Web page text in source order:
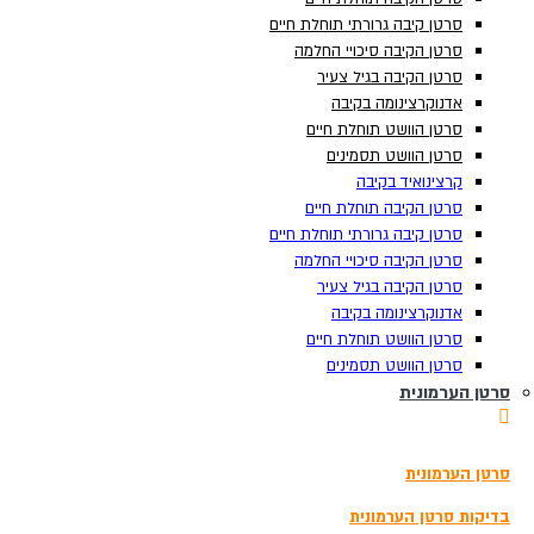
סרטן קיבה גרורתי תוחלת חיים
סרטן הקיבה סיכויי החלמה
סרטן הקיבה בגיל צעיר
אדנוקרצינומה בקיבה
סרטן הוושט תוחלת חיים
סרטן הוושט תסמינים
קרצינואיד בקיבה
סרטן הקיבה תוחלת חיים
סרטן קיבה גרורתי תוחלת חיים
סרטן הקיבה סיכויי החלמה
סרטן הקיבה בגיל צעיר
אדנוקרצינומה בקיבה
סרטן הוושט תוחלת חיים
סרטן הוושט תסמינים
סרטן הערמונית
סרטן הערמונית
בדיקות סרטן הערמונית
תוצאות
צפה בכל התוצאות
הזמנת בדיקה
3180*
בדיקת סקר לגילוי מוקדם של סרטן
סרטן קיבה גרורתי תוחלת חיים
סרטן הקיבה סיכויי החלמה
סרטן הקיבה בגיל צעיר
אדנוקרצינומה בקיבה
סרטן הוושט תוחלת חיים
סרטן הוושט תסמינים
קרצינואיד בקיבה
סרטן הקיבה תוחלת חיים
סרטן קיבה גרורתי תוחלת חיים
סרטן הקיבה סיכויי החלמה
סרטן הקיבה בגיל צעיר
אדנוקרצינומה בקיבה
סרטן הוושט תוחלת חיים
סרטן הוושט תסמינים
סרטן הערמונית
סרטן הערמונית
בדיקות סרטן הערמונית